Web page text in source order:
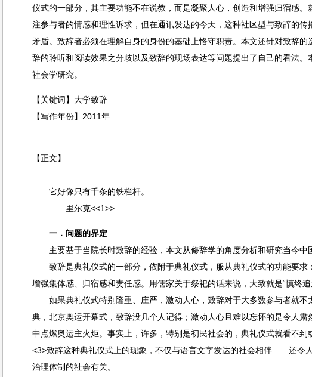
仪式的一部分，其主要功能不在说教，而是凝聚人心，创造和增强归宿感。
注参与者的情感和理性诉求，但在通讯发达的今天，这种社区型与致辞的传
矛盾。致辞者必须在理解自身的身份的基础上恪守职责。本文还针对致辞的
辞的聆听和阅读效果之分歧以及致辞的现场表达等问题提出了自己的看法。
社会学研究。
【关键词】大学致辞
【写作年份】2011年
【正文】
它好像只有千条的铁栏杆。
——里尔克<<1>>
一．问题的界定
主要基于当院长时致辞的经验，本文从修辞学的角度分析和研究当今中
致辞是典礼仪式的一部分，依附于典礼仪式，服从典礼仪式的功能要求
增强集体感、归宿感和责任感。用儒家关于祭祀的话来说，大致就是“慎终
如果典礼仪式特别隆重、庄严，激动人心，致辞对于大多数参与者就不
典，北京奥运开幕式，致辞没几个人记得；激动人心且难以忘怀的是令人肃
中点燃奥运主火炬。事实上，许多，特别是初民社会的，典礼仪式就看不到
<3>致辞这种典礼仪式上的现象，不仅与语言文字发达的社会相伴——还令
治理体制的社会有关。